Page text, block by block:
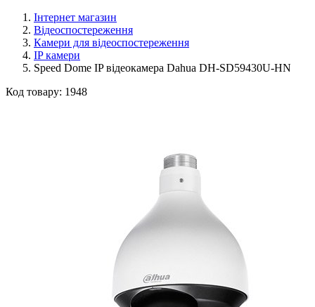
Інтернет магазин
Відеоспостереження
Камери для відеоспостереження
IP камери
Speed ​​Dome IP відеокамера Dahua DH-SD59430U-HN
Код товару: 1948